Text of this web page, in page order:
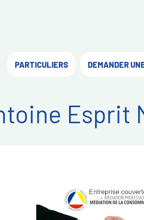
PARTICULIERS DEMANDER
Esprit